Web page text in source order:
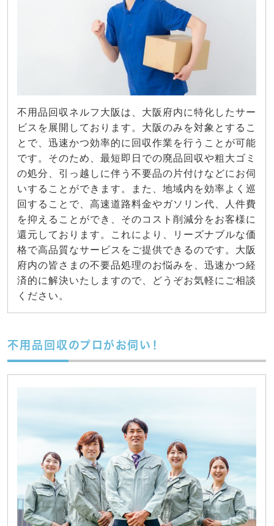
不用品回収ネルフ大阪は、大阪府内に特化したサー
ビスを展開しております。大阪のみを対象とするこ
とで、迅速かつ効率的に回収作業を行うことが可能
です。そのため、最短即日での廃品回収や粗大ゴミ
の処分、引っ越しに伴う不要品の片付けなどにお伺
いすることができます。また、地域内を効率よく巡
回することで、高速道路料金やガソリン代、人件費
を抑えることができ、そのコスト削減分をお客様に
還元しております。これにより、リーズナブルな価
格で高品質なサービスをご提供できるのです。大阪
府内の皆さまの不要品処理のお悩みを、迅速かつ経
済的に解決いたしますので、どうぞお気軽にご相談
ください。
不用品回収のプロがお伺い！